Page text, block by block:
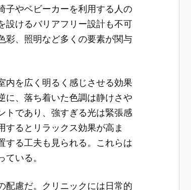
子やベビーカーを利用する人の
設けるバリアフリー設計も不可
彩、照明など多くの要素が関与
内を広く明るく感じさせる効果
に、落ち着いた色調は静けさや
トであり、強すぎる光は緊張感
するとリラックス効果が高ま
する工夫も見られる。これらは
いる。
配慮だ。クリニックには日常的